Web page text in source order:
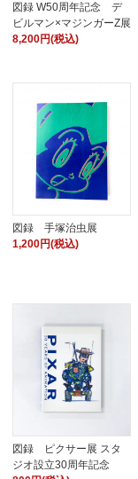
図録 W50周年記念 デ
ビルマン×マジンガーZ展
8,200円(税込)
図録 手塚治虫展
1,200円(税込)
図録 ピクサー展 スタ
ジオ設立30周年記念